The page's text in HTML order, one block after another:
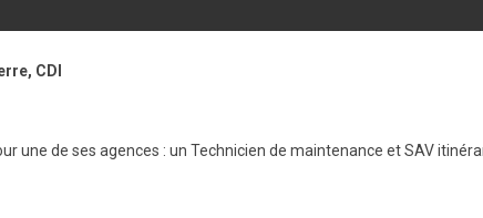
CDI
une de ses agences : un Technicien de maintenance et SAV